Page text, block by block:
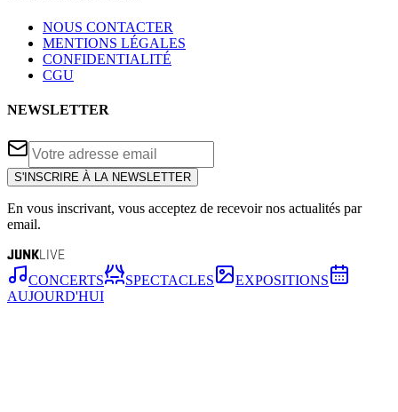
NOUS CONTACTER
MENTIONS LÉGALES
CONFIDENTIALITÉ
CGU
NEWSLETTER
S'INSCRIRE À LA NEWSLETTER
En vous inscrivant, vous acceptez de recevoir nos actualités par
email.
JUNKLIVE
CONCERTS SPECTACLES
EXPOSITIONS
AUJOURD'HUI